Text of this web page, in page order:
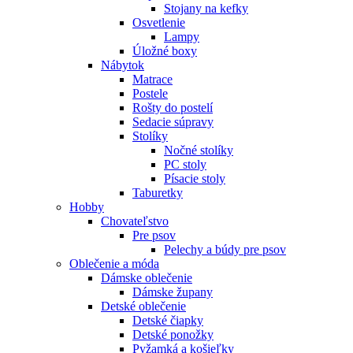
Stojany na kefky
Osvetlenie
Lampy
Úložné boxy
Nábytok
Matrace
Postele
Rošty do postelí
Sedacie súpravy
Stolíky
Nočné stolíky
PC stoly
Písacie stoly
Taburetky
Hobby
Chovateľstvo
Pre psov
Pelechy a búdy pre psov
Oblečenie a móda
Dámske oblečenie
Dámske župany
Detské oblečenie
Detské čiapky
Detské ponožky
Pyžamká a košieľky